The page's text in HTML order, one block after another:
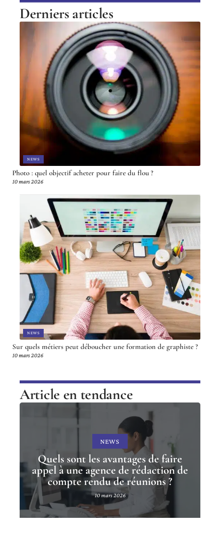
Derniers articles
NEWS
Photo : quel objectif acheter pour faire du flou ?
10 mars 2026
NEWS
Sur quels métiers peut déboucher une formation de graphiste ?
10 mars 2026
Article en tendance
NEWS
Quels sont les avantages de faire
appel à une agence de rédaction de
compte rendu de réunions ?
10 mars 2026